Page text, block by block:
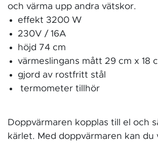
och värma upp andra vätskor.
effekt 3200 W
230V / 16A
höjd 74 cm
värmeslingans mått 29 cm x 18
gjord av rostfritt stål
termometer tillhör
Doppvärmaren kopplas till el och
kärlet. Med doppvärmaren kan du